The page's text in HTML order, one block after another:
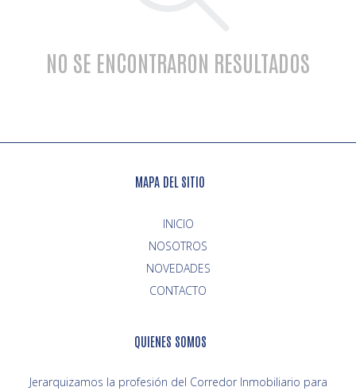
NO SE ENCONTRARON RESULTADOS
MAPA DEL SITIO
INICIO
NOVEDADES
CONTACTO
QUIENES SOMOS
Jerarquizamos la profesión del Corredor Inmobiliario para